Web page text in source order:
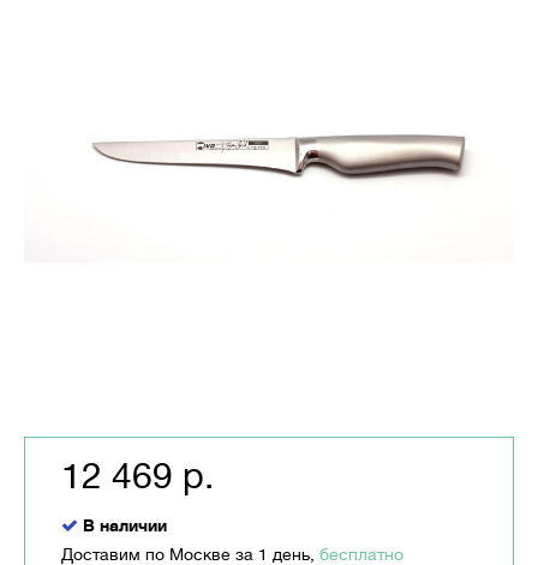
12 469 р.
В наличии
Доставим по Москве за 1 день, бесплатно